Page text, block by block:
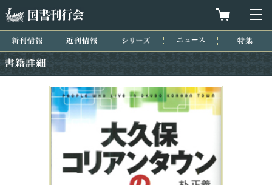
買物カゴを
新刊情報 近刊情報 シリーズ ニュース